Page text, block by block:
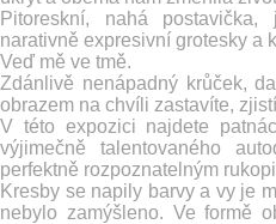
Pitoreskní, nahá
narativně expresivní grotesky a
Veď mě ve tmě.
Zdánlivě nenápadný krůček,
obrazem na chvíli zastavíte,
V této expozici najdete
výjimečně talentovaného
perfektně rozpoznatelným
Kresby se napily barvy a vy je
nebylo zamýšleno. Ve formě